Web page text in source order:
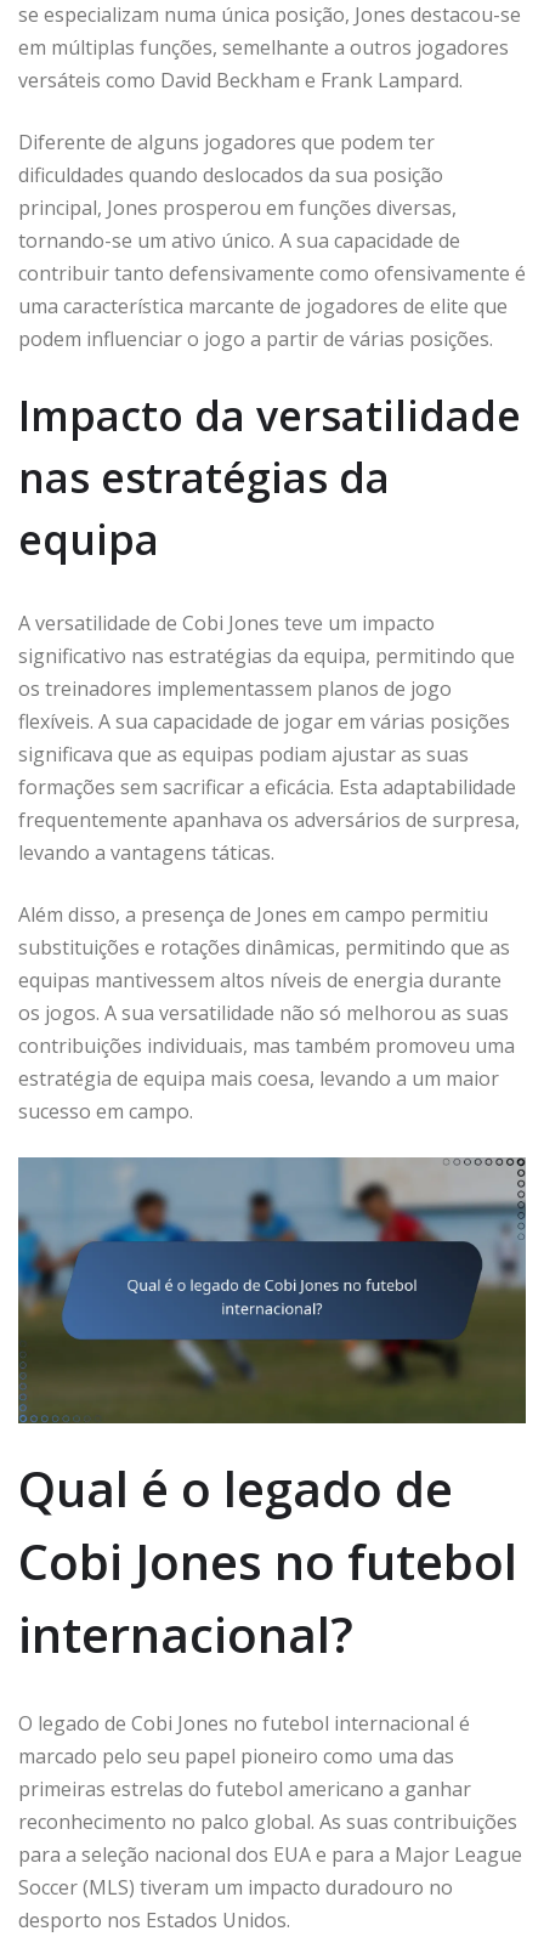
se especializam numa única posição, Jones destacou-se
em múltiplas funções, semelhante a outros jogadores
versáteis como David Beckham e Frank Lampard.
Diferente de alguns jogadores que podem ter
dificuldades quando deslocados da sua posição
principal, Jones prosperou em funções diversas,
tornando-se um ativo único. A sua capacidade de
contribuir tanto defensivamente como ofensivamente é
uma característica marcante de jogadores de elite que
podem influenciar o jogo a partir de várias posições.
Impacto da versatilidade
nas estratégias da
equipa
A versatilidade de Cobi Jones teve um impacto
significativo nas estratégias da equipa, permitindo que
os treinadores implementassem planos de jogo
flexíveis. A sua capacidade de jogar em várias posições
significava que as equipas podiam ajustar as suas
formações sem sacrificar a eficácia. Esta adaptabilidade
frequentemente apanhava os adversários de surpresa,
levando a vantagens táticas.
Além disso, a presença de Jones em campo permitiu
substituições e rotações dinâmicas, permitindo que as
equipas mantivessem altos níveis de energia durante
os jogos. A sua versatilidade não só melhorou as suas
contribuições individuais, mas também promoveu uma
estratégia de equipa mais coesa, levando a um maior
sucesso em campo.
Qual é o legado de
Cobi Jones no futebol
internacional?
O legado de Cobi Jones no futebol internacional é
marcado pelo seu papel pioneiro como uma das
primeiras estrelas do futebol americano a ganhar
reconhecimento no palco global. As suas contribuições
para a seleção nacional dos EUA e para a Major League
Soccer (MLS) tiveram um impacto duradouro no
desporto nos Estados Unidos.